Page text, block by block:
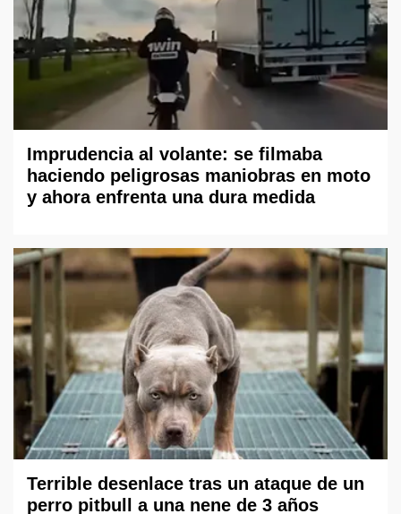
Imprudencia al volante: se filmaba
haciendo peligrosas maniobras en moto
y ahora enfrenta una dura medida
Terrible desenlace tras un ataque de un
perro pitbull a una nene de 3 años